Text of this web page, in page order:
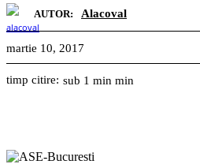
AUTOR: Alacoval
martie 10, 2017
timp citire: sub 1 min min